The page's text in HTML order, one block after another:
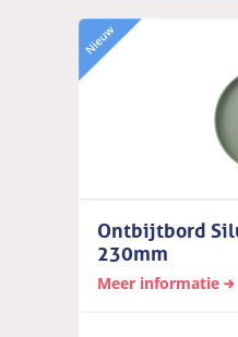
Ontbijtbord
230mm
Meer informatie